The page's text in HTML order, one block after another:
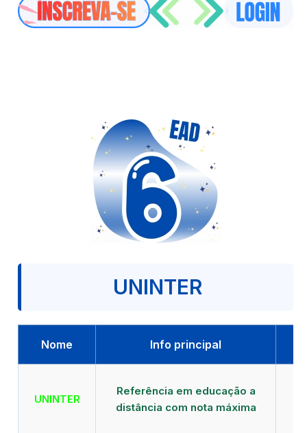
UNINTER
Nome Info principal
UNINTER
Referência em educação a
distância com nota máxima